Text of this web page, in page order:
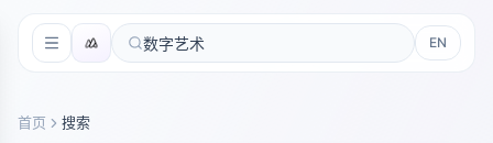
EN
首页 搜索